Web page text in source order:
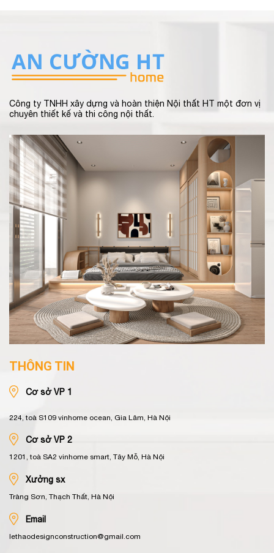
Công ty TNHH xây dựng và hoàn thiện Nội thất HT một đơn vị
chuyên thiết kế và thi công nội thất.
THÔNG TIN
Cơ sở VP 1
224, toà S109 vinhome ocean, Gia Lâm, Hà Nội
Cơ sở VP 2
1201, toà SA2 vinhome smart, Tây Mỗ, Hà Nội
Xưởng sx
Tràng Sơn, Thạch Thất, Hà Nội
Email
lethaodesignconstruction@gmail.com